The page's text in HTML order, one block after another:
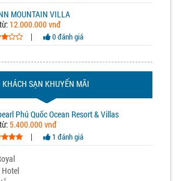
MOUNTAIN VILLA
12.000.000 vnđ
|
0 đánh giá
KHÁCH SẠN KHUYẾN MÃI
Phú Quốc Ocean Resort & Villas
5.400.000 vnđ
|
1 đánh giá